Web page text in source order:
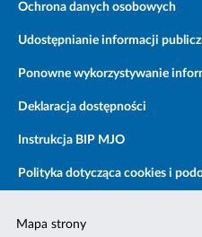
Ochrona danych osobowych
Udostępnianie informacji
Ponowne wykorzystywanie
Deklaracja dostępności
Instrukcja BIP MJO
Polityka dotycząca cookies i
Mapa strony